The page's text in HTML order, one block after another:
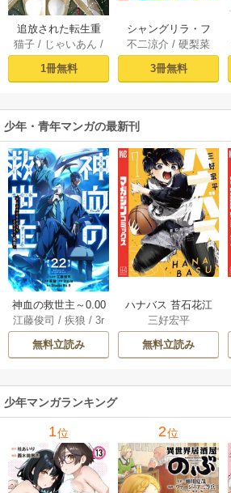
追放された転生重
騎士はゲーム知識
で無双する（１）
猫子 / じゃいあん /
武六甲理衣
1冊無料
シャングリラ・フ
ロンティア（１）
～クソゲーハン
ター、神ゲーに挑
不二涼介 /硬梨菜
3冊無料
少年・青年マンガの最新刊
神血の救世主～0.00
000001％を引き当
て最強へ～【電子
書籍特典付】 22巻
江藤俊司 /疾狼 /3r
d Ie/Studio No.9
無料立読み
ハナバス 苔石花江
のバスケ論 7巻
三好宏平
無料立読み
少年マンガランキング
1位 2位